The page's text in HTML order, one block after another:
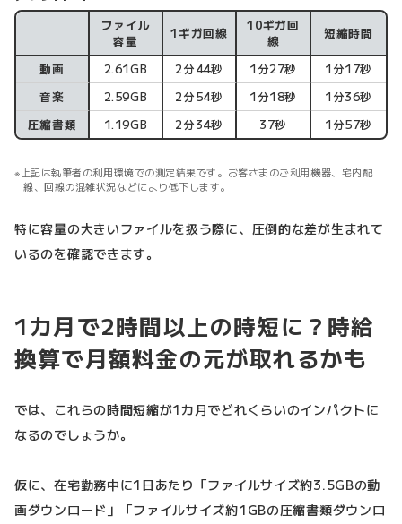
アップロード
ファイル
容量
1ギガ回線
10ギガ回
線
短縮時間
動画 2.61GB 2分44秒 1分27秒
1分17秒
音楽
2.59GB 2分54秒 1分18秒
1分36秒
圧縮書類
1.19GB 2分34秒 37秒 1分57秒
上記は執筆者の利用環境での測定結果です。お客さまのご利用機器、宅内配
線、回線の混雑状況などにより低下します。
特に容量の大きいファイルを扱う際に、圧倒的な差が生まれて
いるのを確認できます。
1カ月で2時間以上の時短に？時給
換算で月額料金の元が取れるかも
では、これらの時間短縮が1カ月でどれくらいのインパクトに
なるのでしょうか。
仮に、在宅勤務中に1日あたり「ファイルサイズ約3.5GBの動
画ダウンロード」「ファイルサイズ約1GBの圧縮書類ダウンロ